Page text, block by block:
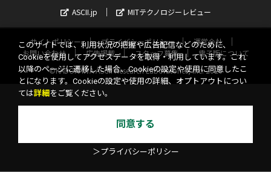
ASCII.jp
MITテクノロジーレビュー
サイトポリシー プライバシーポリシー
運営会社
お問い合わせ
広告掲載 スタッフ募集
電子版について
©KADOKAWA ASCII Research Laboratories, Inc. 2026
このサイトでは、利用状況の把握や広告配信などのために、
Cookieを使用してアクセスデータを取得・利用しています。これ
以降のページに遷移した場合、Cookieの設定や使用に同意したこ
とになります。Cookieの設定や使用の詳細、オプトアウトについ
ては詳細 をご覧ください。
同意する
＞プライバシーポリシー